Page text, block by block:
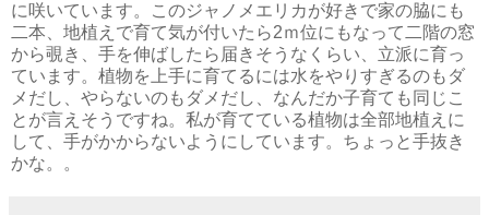
に咲いています。このジャノメエリカが好きで家の脇にも
二本、地植えで育て気が付いたら2ｍ位にもなって二階の窓
から覗き、手を伸ばしたら届きそうなくらい、立派に育っ
ています。植物を上手に育てるには水をやりすぎるのもダ
メだし、やらないのもダメだし、なんだか子育ても同じこ
とが言えそうですね。私が育てている植物は全部地植えに
して、手がかからないようにしています。ちょっと手抜き
かな。。